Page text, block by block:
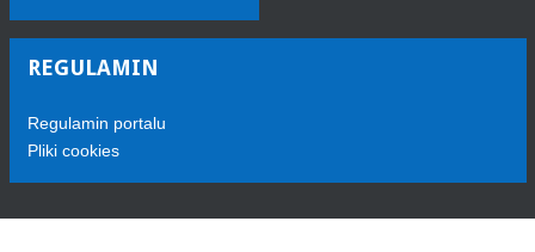
REGULAMIN
Regulamin portalu
Pliki cookies